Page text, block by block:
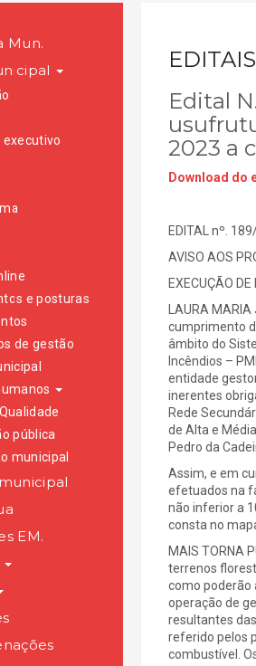
Mun.
e posturas
de gestão
pública
municipal
EM.
Edital
2023 a
Download do
EDITAL nº.
AVISO AOS
EXECUÇÃO
LAURA
cumprimento
âmbito do
Incêndios –
entidade
inerentes
Rede
de Alta e
Pedro da
Assim, e em
efetuados na
não inferior a
consta no
MAIS TORNA
terrenos
como poderão
operação de
resultantes
referido pelos
combustível.